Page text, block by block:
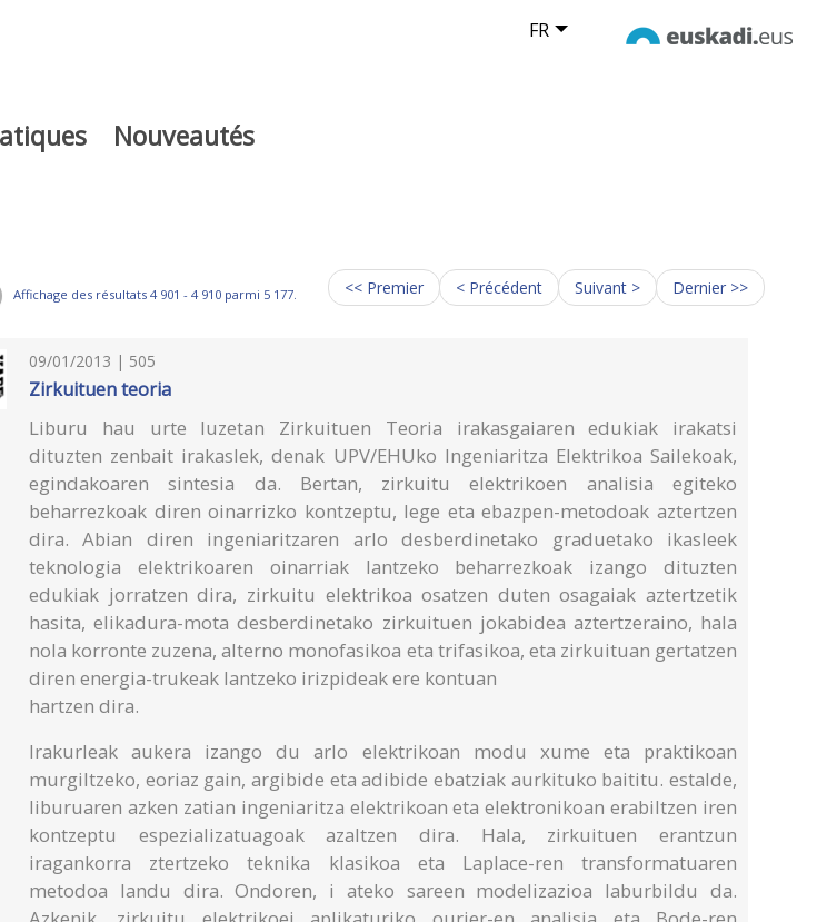
FR
Nouveautés
Affichage des résultats 4 901 - 4 910 parmi 5 177. << Premier < Précédent Suivant > Dernier >>
09/01/2013 | 505
Zirkuituen teoria
Liburu hau urte luzetan Zirkuituen Teoria irakasgaiaren edukiak irakatsi
dituzten zenbait irakaslek, denak UPV/EHUko Ingeniaritza Elektrikoa Sailekoak,
egindakoaren sintesia da. Bertan, zirkuitu elektrikoen analisia egiteko
beharrezkoak diren oinarrizko kontzeptu, lege eta ebazpen-metodoak aztertzen
dira. Abian diren ingeniaritzaren arlo desberdinetako graduetako ikasleek
teknologia elektrikoaren oinarriak lantzeko beharrezkoak izango dituzten
edukiak jorratzen dira, zirkuitu elektrikoa osatzen duten osagaiak aztertzetik
hasita, elikadura-mota desberdinetako zirkuituen jokabidea aztertzeraino, hala
nola korronte zuzena, alterno monofasikoa eta trifasikoa, eta zirkuituan gertatzen
diren energia-trukeak lantzeko irizpideak ere kontuan
hartzen dira.
Irakurleak aukera izango du arlo elektrikoan modu xume eta praktikoan
murgiltzeko, eoriaz gain, argibide eta adibide ebatziak aurkituko baititu. estalde,
liburuaren azken zatian ingeniaritza elektrikoan eta elektronikoan erabiltzen iren
kontzeptu espezializatuagoak azaltzen dira. Hala, zirkuituen erantzun
iragankorra ztertzeko teknika klasikoa eta Laplace-ren transformatuaren
metodoa landu dira. Ondoren, i ateko sareen modelizazioa laburbildu da.